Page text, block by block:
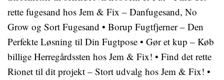
rette fugesand hos Jem & Fix – Danfugesand, No
Grow og Sort Fugesand • Borup Fugtfjerner – Den
Perfekte Løsning til Din Fugtpose • Gør et kup – Køb
billige Herregårdssten hos Jem & Fix! • Find det rette
Rionet til dit projekt – Stort udvalg hos Jem & Fix! •